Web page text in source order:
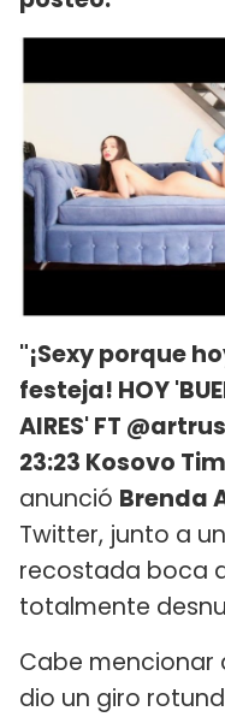
"¡Sexy porque
festeja! HOY
AIRES' FT
23:23 Kosovo
anunció Brenda
Twitter, junto a
recostada boca
totalmente
Cabe mencionar
dio un giro